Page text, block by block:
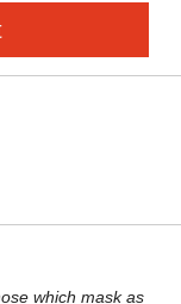
which mask as